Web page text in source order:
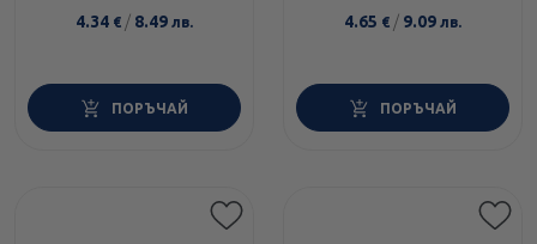
4.34 € / 8.49 лв.
ПОРЪЧАЙ
4.65 € / 9.09 лв.
ПОРЪЧАЙ